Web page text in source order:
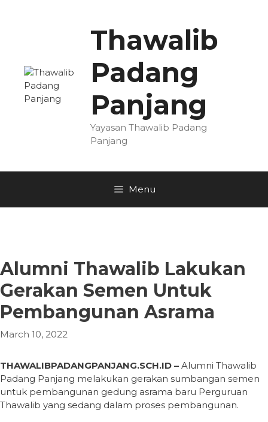
Thawalib
Padang
Panjang
Yayasan Thawalib Padang
Panjang
Menu
Alumni Thawalib Lakukan
Gerakan Semen Untuk
Pembangunan Asrama
March 10, 2022
THAWALIBPADANGPANJANG.SCH.ID – Alumni Thawalib
Padang Panjang melakukan gerakan sumbangan semen
untuk pembangunan gedung asrama baru Perguruan
Thawalib yang sedang dalam proses pembangunan.